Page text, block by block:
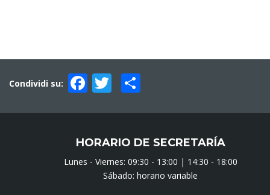
Condividi su: Facebook
Twitter
HORARIO DE SECRETARÍA
Lunes - Viernes: 09:30 - 13:00 | 14:30 - 18:00
Sábado: horario variable